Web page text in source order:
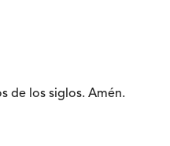
de los siglos. Amén.